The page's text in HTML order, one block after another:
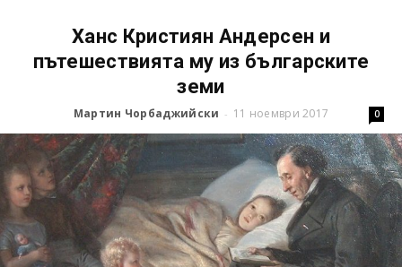
Ханс Кристиян Андерсен и
пътешествията му из българските
земи
Мартин Чорбаджийски - 11 ноември 2017 0